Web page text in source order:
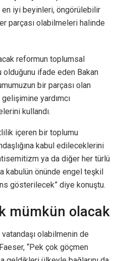
en iyi beyinleri, öngörülebilir
parçası olabilmeleri halinde
reformun toplumsal
ifade eden Bakan
bir parçası olan
yardımcı
kullandı.
içeren bir toplumu
kabul edileceklerini
ya da diğer her türlü
kabulün önünde engel teşkil
gösterilecek” diye konuştu.
mümkün olacak
olabilmenin de
“Pek çok göçmen